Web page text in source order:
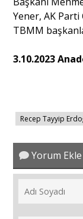
Yener, AK Parti
TBMM
3.10.2023
Recep Tayyip
Yorum Ekle